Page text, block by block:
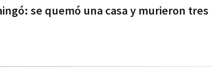
se quemó una casa y murieron tres